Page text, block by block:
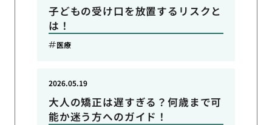
子どもの受け口を放置するリスクと
は！
医療
大人の矯正は遅すぎる？何歳まで可
能か迷う方へのガイド！
2026.05.19